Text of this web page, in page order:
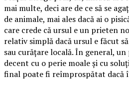
mai multe, deci are de ce să se
de animale, mai ales dacă ai o
care crede că ursul e un prieten
relativ simplă dacă ursul e făcut
sau curățare locală. În general,
decent cu o perie moale și cu
final poate fi reîmprospătat dacă